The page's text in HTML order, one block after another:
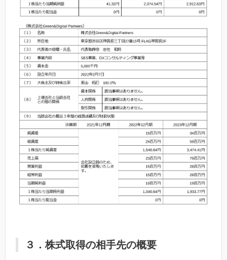
３．株式取得の相手先の概要